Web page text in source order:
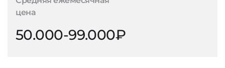
цена
50.000-99.000₽